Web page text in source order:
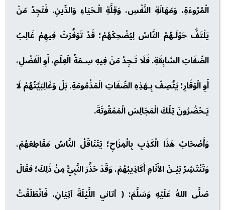
الْمُرُوءَةِ، وَمَهَانَةِ النَّفْسِ، وَقِلَّةِ الْـحَيَاءِ وَالدِّينِ. فَتَجِدُ مَنْ
يَلْتَفُّ حَوْلَـهُمُ النَّاسُ لِيُضْحِكَهُمْ؛ قَدْ تَوَفَّرَتْ فِيهِمْ غَالِبُ
الصِّفَاتِ السَّابِقَةِ. فَلَا تَـجِدُ مَنْ فِيهِ سِـمَةُ الْعِلْمِ، أَوِ الْفَضْلِ،
أَوِ الْوَقَارِ؛ يَتَّصِفُ بِـهَذِهِ الصِّفَاتِ الْمَذْمُومَةِ. بَلْ وَغَالِبَيَّتُهُمْ لَا
يَـحْضُرُونَ تِلْكَ الْمَجَالِسَ الْمَمْقُوتَةَ.
وَأَصْحَابُ هَذَا الْكَذِبِ بِالْمِزَاحِ؛ يَتَنَاقَلُ النَّاسُ مَقَاطِعَهُمْ،
وَتَنْتَشِرُ بَيْـنَ الأَنَامِ أَكَاذِيبُهُمْ، وَقَدْ حَذَّرَ النَّبِيُّ مِنْ ذَلِكَ؛ فقَالَ
صَلَّى اللهُ عَلَيْهِ وَسَلَّمَ: ( أتاني اللَّيْلَةَ آتِيَانِ، فَانْطَلَقْتُ